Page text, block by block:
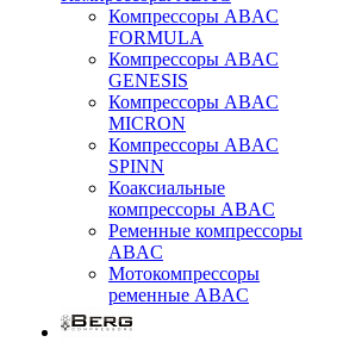
Компрессоры ABAC
FORMULA
Компрессоры ABAC
GENESIS
Компрессоры ABAC
MICRON
Компрессоры ABAC
SPINN
Коаксиальные
компрессоры ABAC
Ременные компрессоры
ABAC
Мотокомпрессоры
ременные ABAC